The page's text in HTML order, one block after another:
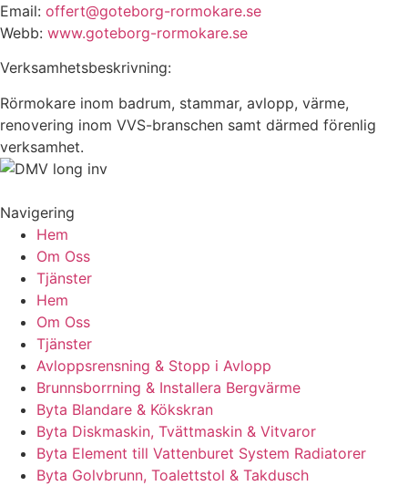
Email: offert@goteborg-rormokare.se
Webb: www.goteborg-rormokare.se
Verksamhetsbeskrivning:
Rörmokare inom badrum, stammar, avlopp, värme,
renovering inom VVS-branschen samt därmed förenlig
verksamhet.
Navigering
Hem
Om Oss
Tjänster
Hem
Om Oss
Tjänster
Avloppsrensning & Stopp i Avlopp
Brunnsborrning & Installera Bergvärme
Byta Blandare & Kökskran
Byta Diskmaskin, Tvättmaskin & Vitvaror
Byta Element till Vattenburet System Radiatorer
Byta Golvbrunn, Toalettstol & Takdusch